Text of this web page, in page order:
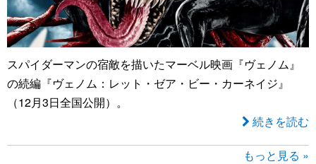
スパイダーマンの宿敵を描いたマーベル映画『ヴェノム』
の続編『ヴェノム：レット・ゼア・ビー・カーネイジ』
（12月3日全国公開）。
続きを読む
もっと見る »